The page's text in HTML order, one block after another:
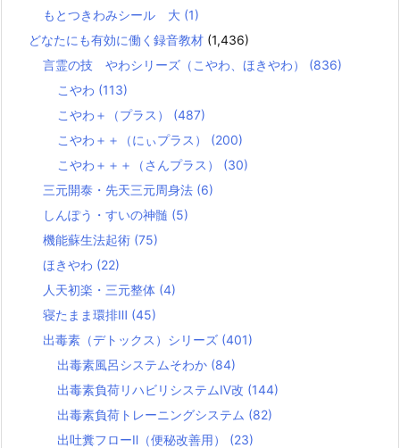
もとつきわみシール 大 (1)
どなたにも有効に働く録音教材 (1,436)
言霊の技 やわシリーズ（こやわ、ほきやわ） (836)
こやわ (113)
こやわ＋（プラス） (487)
こやわ＋＋（にぃプラス） (200)
こやわ＋＋＋（さんプラス） (30)
三元開泰・先天三元周身法 (6)
しんぽう・すいの神髄 (5)
機能蘇生法起術 (75)
ほきやわ (22)
人天初楽・三元整体 (4)
寝たまま環排Ⅲ (45)
出毒素（デトックス）シリーズ (401)
出毒素風呂システムそわか (84)
出毒素負荷リハビリシステムⅣ改 (144)
出毒素負荷トレーニングシステム (82)
出吐糞フローⅡ（便秘改善用） (23)